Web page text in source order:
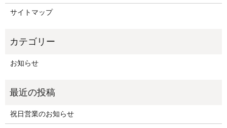
サイトマップ
お知らせ
祝日営業のお知らせ